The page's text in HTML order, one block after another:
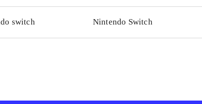
switch Nintendo Switch